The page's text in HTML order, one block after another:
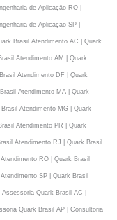
de Aplicaçāo RO |
de Aplicaçāo SP |
Brasil Atendimento AC | Quark
Atendimento AM | Quark
Atendimento DF | Quark
Atendimento MA | Quark
Atendimento MG | Quark
Atendimento PR | Quark
Atendimento RJ | Quark Brasil
RO | Quark Brasil
SP | Quark Brasil
Quark Brasil AC |
Quark Brasil AP | Consultoria